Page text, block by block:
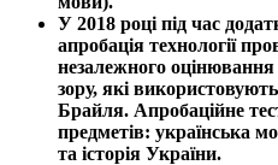
У 2018 році під час
апробація технології
незалежного
зору, які
Брайля. Апробаційне
предметів: українська
та історія України.